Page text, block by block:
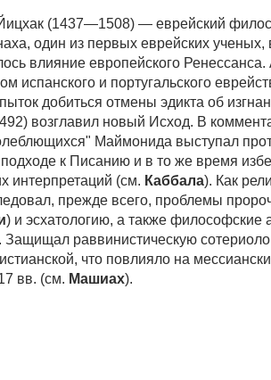
(1437—1508) — еврейский
один из первых еврейских ученых,
влияние европейского
испанского и португальского
добиться отмены эдикта об
возглавил новый Исход. В
Маймонида выступал
к Писанию и в то же время
интерпретаций (см. Каббала). Как
прежде всего, проблемы
) и эсхатологию, а также философские
Защищал раввинистическую
что повлияло на
вв. (см. Машиах).